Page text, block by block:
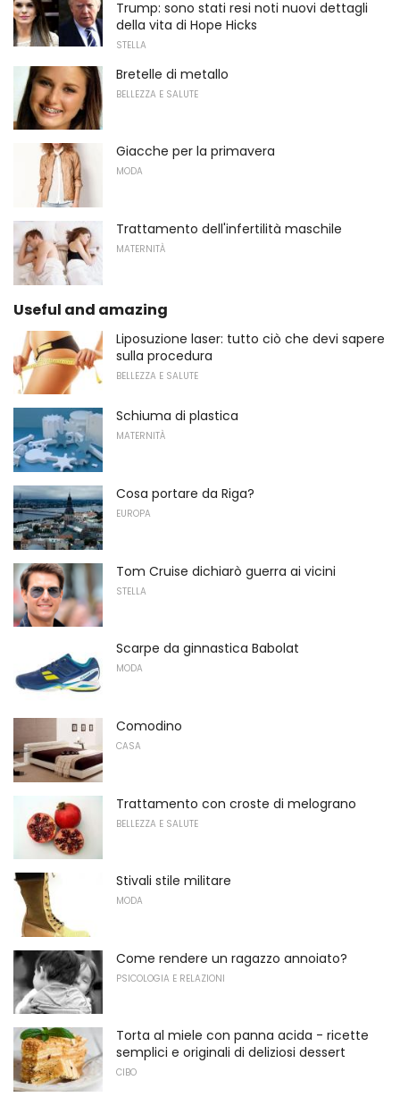
Trump: sono stati resi noti nuovi dettagli
della vita di Hope Hicks
STELLA
Bretelle di metallo
BELLEZZA E SALUTE
Giacche per la primavera
MODA
Trattamento dell'infertilità maschile
MATERNITÀ
Useful and amazing
Liposuzione laser: tutto ciò che devi sapere
sulla procedura
BELLEZZA E SALUTE
Schiuma di plastica
MATERNITÀ
Cosa portare da Riga?
EUROPA
Tom Cruise dichiarò guerra ai vicini
STELLA
Scarpe da ginnastica Babolat
MODA
Comodino
CASA
Trattamento con croste di melograno
BELLEZZA E SALUTE
Stivali stile militare
MODA
Come rendere un ragazzo annoiato?
PSICOLOGIA E RELAZIONI
Torta al miele con panna acida - ricette
semplici e originali di deliziosi dessert
CIBO